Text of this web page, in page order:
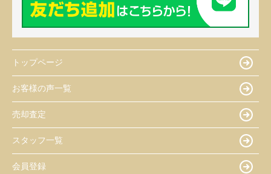
トップページ
お客様の声一覧
売却査定
スタッフ一覧
会員登録